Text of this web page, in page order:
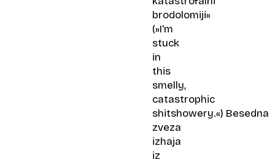
brodolomiji«
(»I'm
stuck
in
this
smelly,
catastrophic
shitshowery.«) Besedna
zveza
izhaja
iz